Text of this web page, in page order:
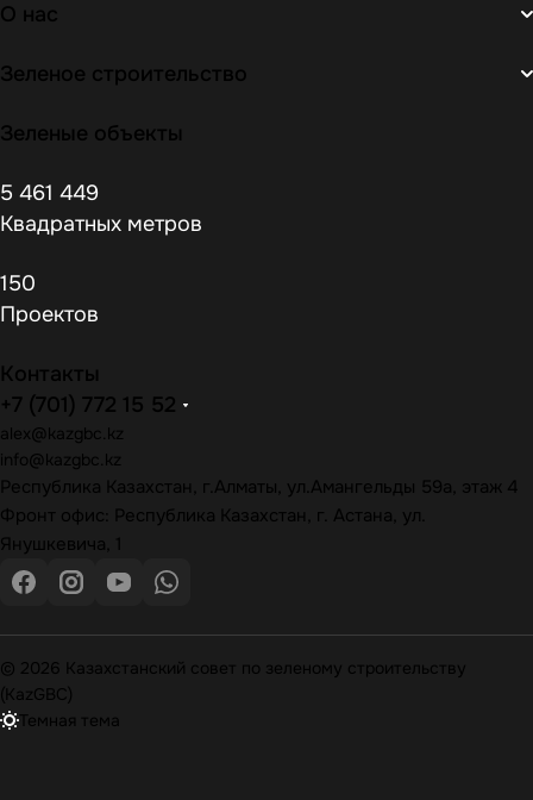
О нас
Зеленое строительство
Зеленые объекты
5 461 449
Квадратных метров
150
Проектов
Контакты
+7 (701) 772 15 52
alex@kazgbc.kz
info@kazgbc.kz
Республика Казахстан, г.Алматы, ул.Амангельды 59а, этаж 4
Фронт офис: Республика Казахстан, г. Астана, ул.
Янушкевича, 1
© 2026 Казахстанский совет по зеленому строительству
(KazGBC)
Темная тема